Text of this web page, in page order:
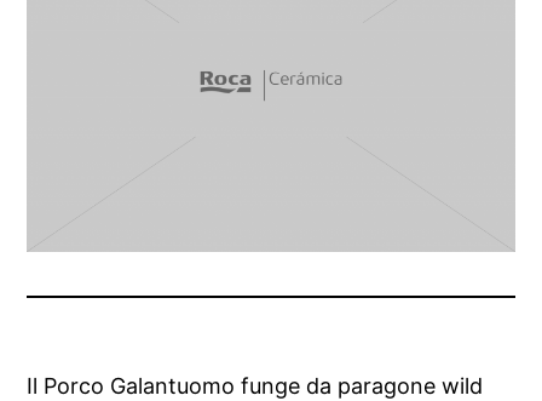
Il Porco Galantuomo funge da paragone wild